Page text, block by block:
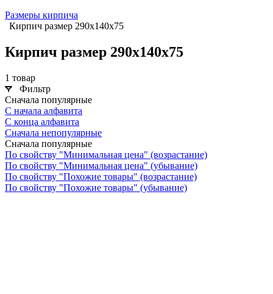
Размеры кирпича
Кирпич размер 290х140х75
Кирпич размер 290х140х75
1 товар
Фильтр
Сначала популярные
С начала алфавита
С конца алфавита
Сначала непопулярные
Сначала популярные
По свойству "Минимальная цена" (возрастание)
По свойству "Минимальная цена" (убывание)
По свойству "Похожие товары" (возрастание)
По свойству "Похожие товары" (убывание)